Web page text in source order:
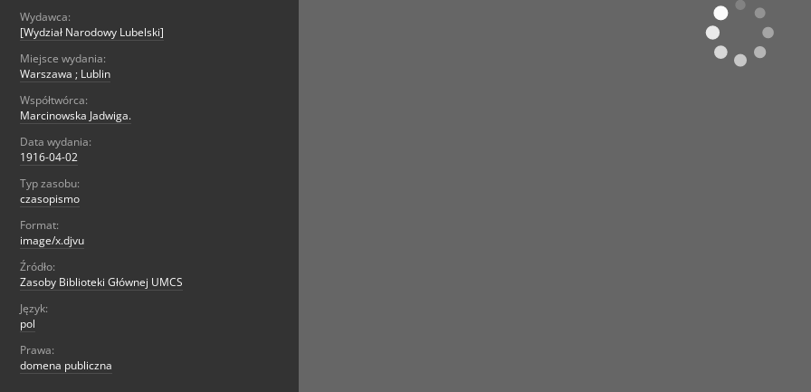
Wydawca:
[Wydział Narodowy Lubelski]
Miejsce wydania:
Warszawa ; Lublin
Współtwórca:
Marcinowska Jadwiga.
Data wydania:
1916-04-02
Typ zasobu:
czasopismo
Format:
image/x.djvu
Źródło:
Zasoby Biblioteki Głównej UMCS
Język:
pol
Prawa:
domena publiczna